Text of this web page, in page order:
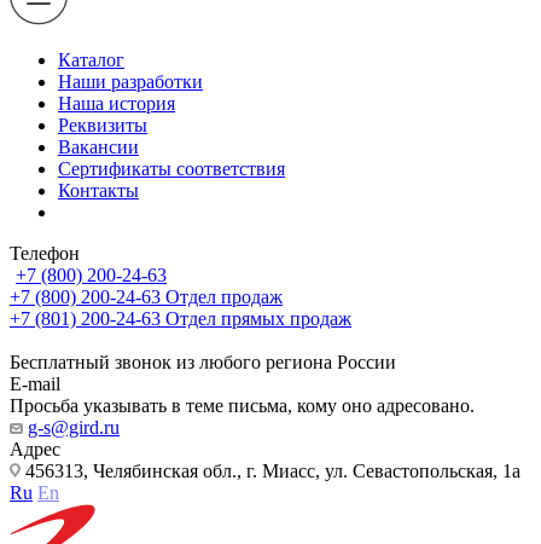
Каталог
Наши разработки
Наша история
Реквизиты
Вакансии
Сертификаты соответствия
Контакты
Телефон
+7 (800) 200-24-63
+7 (800) 200-24-63 Отдел продаж
+7 (801) 200-24-63 Отдел прямых продаж
Бесплатный звонок из любого региона России
E-mail
Просьба указывать в теме письма, кому оно адресовано.
g-s@gird.ru
Адрес
456313, Челябинская обл., г. Миасс, ул. Севастопольская, 1а
Ru En